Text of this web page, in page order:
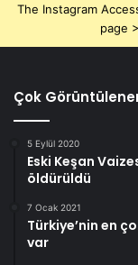
The Instagram
page
Çok
5 Eylül 2020
Eski Keşan
öldürüldü
7 Ocak 2021
Türkiye’nin en
var